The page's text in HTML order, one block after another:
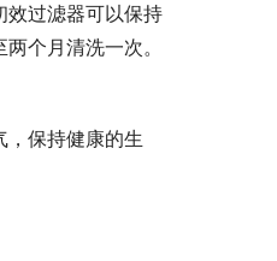
效过滤器可以保持
个月清洗一次。
，保持健康的生